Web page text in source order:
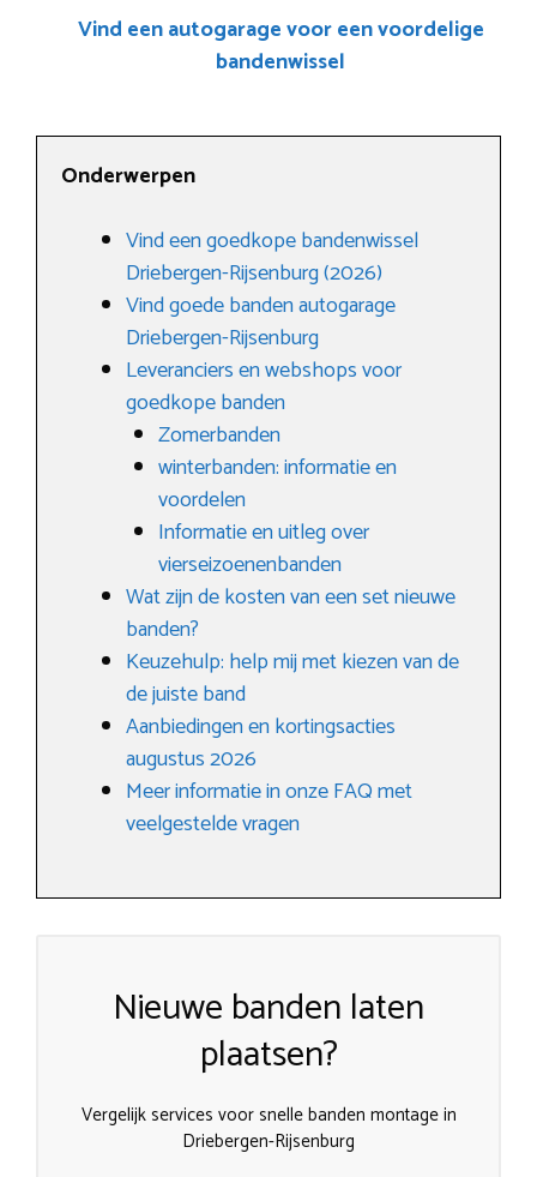
Vind een autogarage voor een voordelige
bandenwissel
Onderwerpen
Vind een goedkope bandenwissel
Driebergen-Rijsenburg (2026)
Vind goede banden autogarage
Driebergen-Rijsenburg
Leveranciers en webshops voor
goedkope banden
Zomerbanden
winterbanden: informatie en
voordelen
Informatie en uitleg over
vierseizoenenbanden
Wat zijn de kosten van een set nieuwe
banden?
Keuzehulp: help mij met kiezen van de
de juiste band
Aanbiedingen en kortingsacties
augustus 2026
Meer informatie in onze FAQ met
veelgestelde vragen
Nieuwe banden laten
plaatsen?
Vergelijk services voor snelle banden montage in
Driebergen-Rijsenburg